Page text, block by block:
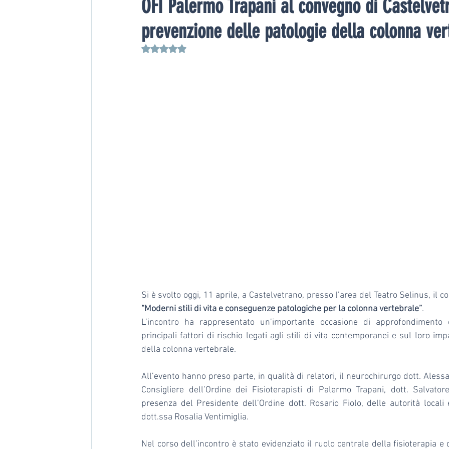
OFI Palermo Trapani al convegno di
prevenzione delle patologie della colonna
Valutazione NaN stelle su 5.
“Moderni stili di vita e conseguenze patologiche per la colonna vertebrale”.
L’incontro ha rappresentato un’importante occasione di
principali fattori di rischio legati agli stili di vita contemporanei e sul loro
della colonna vertebrale.
All’evento hanno preso parte, in qualità di relatori, il neurochirurgo dott.
Consigliere dell’Ordine dei Fisioterapisti di Palermo Trapani, dott.
presenza del Presidente dell’Ordine dott. Rosario Fiolo, delle autorità locali
dott.ssa Rosalia Ventimiglia.
Nel corso dell’incontro è stato evidenziato il ruolo centrale della fisioterapia e